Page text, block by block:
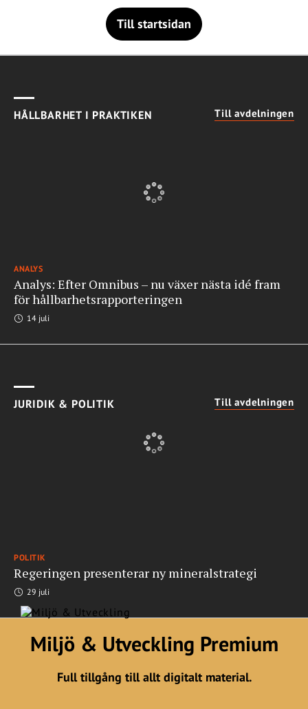
Till startsidan
HÅLLBARHET I PRAKTIKEN Till avdelningen
ANALYS
Analys: Efter Omnibus – nu växer nästa idé fram
för hållbarhetsrapporteringen
14 juli
JURIDIK & POLITIK Till avdelningen
POLITIK
Regeringen presenterar ny mineralstrategi
29 juli
Miljö & Utveckling Premium
Full tillgång till allt digitalt material.